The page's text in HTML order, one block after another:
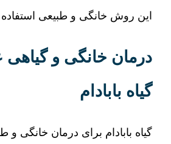
این روش خانگی و طبیعی استفاده
درمان خانگی و گیاهی
گیاه بابادام
گیاه بابادام برای درمان خانگی